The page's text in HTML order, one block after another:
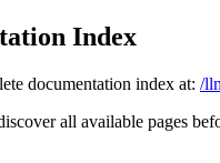
Index
documentation index at: /
all available pages